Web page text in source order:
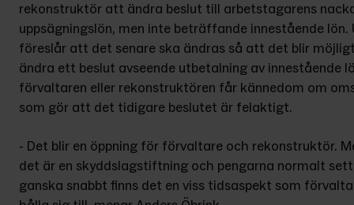
rekonstruktör att ändra beslut till arbetstagarens
uppsägningslön, men inte beträffande innestående lön.
föreslår att det senare ska ändras så att det blir
ändra ett beslut avseende utbetalning av innestående
förvaltaren eller rekonstruktören får kännedom om
som gör att det tidigare beslutet är felaktigt.
- Det blir en öppning för förvaltare och rekonstruktör.
det är en skyddslagstiftning och pengarna normalt
ganska snabbt finns det en viss tidsaspekt som